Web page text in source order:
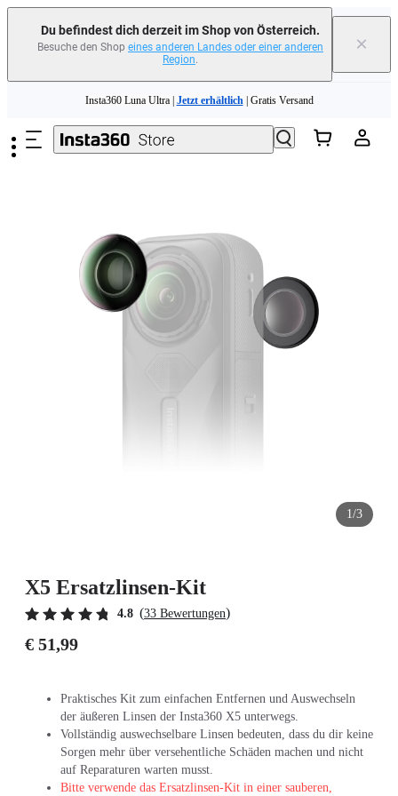
Du befindest dich derzeit im Shop von Österreich.
Besuche den Shop eines anderen Landes oder einer anderen
Region.
×
Insta360 Luna Ultra | Jetzt erhältlich| Gratis Versand
Tausche dein altes Gerät ein und erhalte Geld für deinen Neukauf.｜Mehr
Insta360 Luna Ultra |Jetzt erhältlich| Gratis Versand
1/3
X5 Ersatzlinsen-Kit
4.8 (33 Bewertungen)
€ 51,99
Praktisches Kit zum einfachen Entfernen und Auswechseln
der äußeren Linsen der Insta360 X5 unterwegs.
Vollständig auswechselbare Linsen bedeuten, dass du dir keine
Sorgen mehr über versehentliche Schäden machen und nicht
auf Reparaturen warten musst.
Bitte verwende das Ersatzlinsen-Kit in einer sauberen,